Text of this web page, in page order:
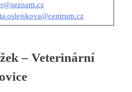
– Veterinární